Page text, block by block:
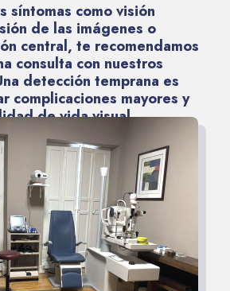
síntomas como visión
de las imágenes o
central, te recomendamos
consulta con nuestros
detección temprana es
complicaciones mayores y
de vida visual.